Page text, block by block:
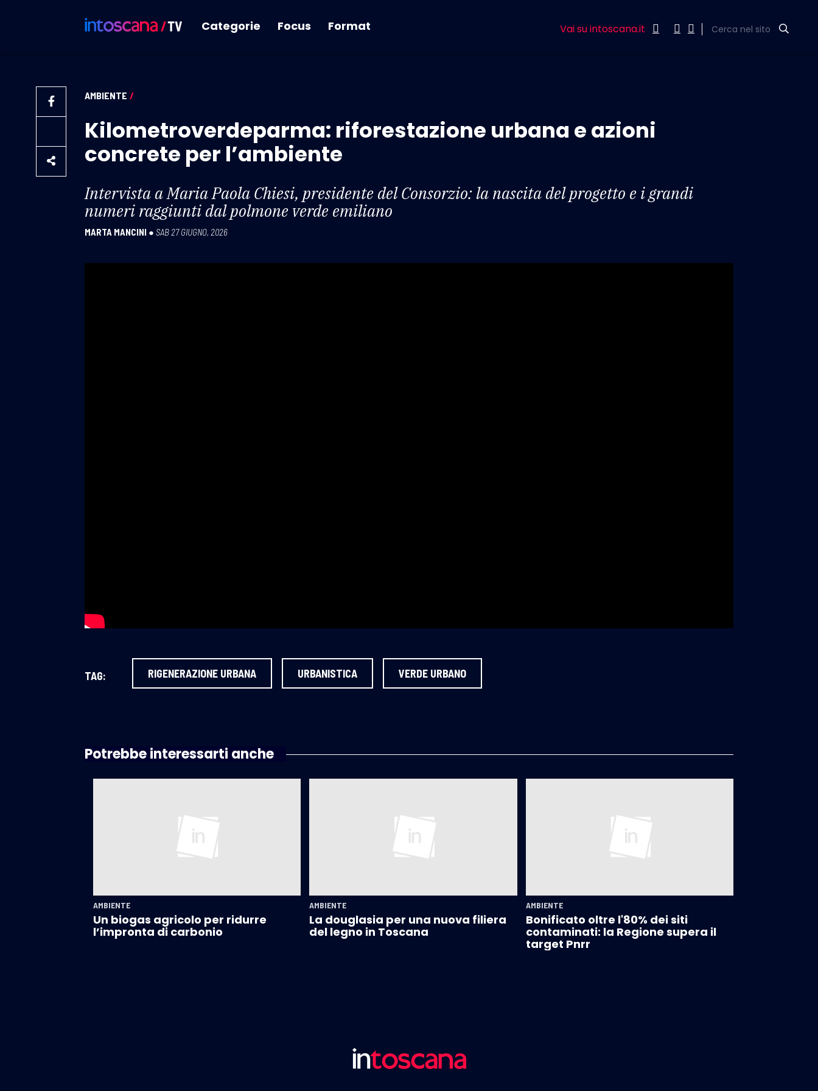
Categorie Focus Format Vai su intoscana.it Cerca nel sito
AMBIENTE /
Kilometroverdeparma: riforestazione urbana e azioni
concrete per l’ambiente
Intervista a Maria Paola Chiesi, presidente del Consorzio: la nascita del progetto e i grandi
numeri raggiunti dal polmone verde emiliano
MARTA MANCINI ● SAB 27 GIUGNO, 2026
TAG: RIGENERAZIONE URBANA URBANISTICA VERDE URBANO
Potrebbe interessarti anche
AMBIENTE
Un biogas agricolo per ridurre
l’impronta di carbonio
AMBIENTE
La douglasia per una nuova filiera
del legno in Toscana
AMBIENTE
Bonificato oltre l'80% dei siti
contaminati: la Regione supera il
target Pnrr